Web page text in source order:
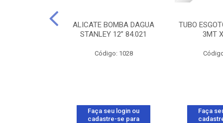
ALICATE BOMBA DAGUA
STANLEY 12” 84.021
Código: 1028
Faça seu login ou
cadastre-se para
TUBO
3MT
Faça